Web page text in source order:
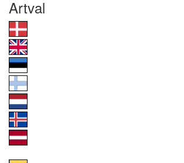
Artval